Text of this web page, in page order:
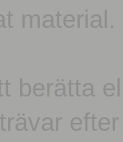
material.
berätta